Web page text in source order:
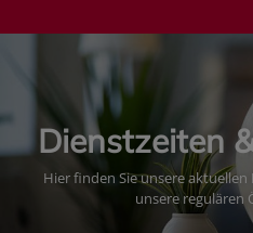
Dienstzeiten
Hier finden Sie unsere
unsere regulären